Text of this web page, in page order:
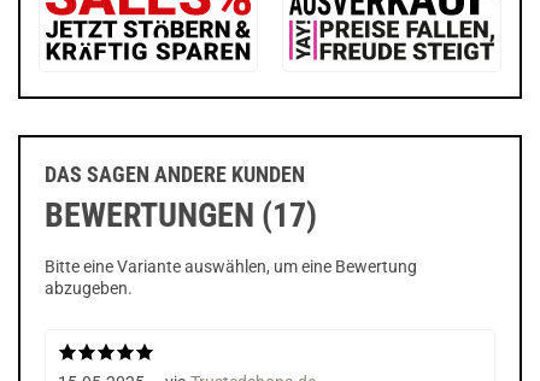
DAS SAGEN ANDERE KUNDEN
BEWERTUNGEN (17)
Bitte eine Variante auswählen, um eine Bewertung
abzugeben.